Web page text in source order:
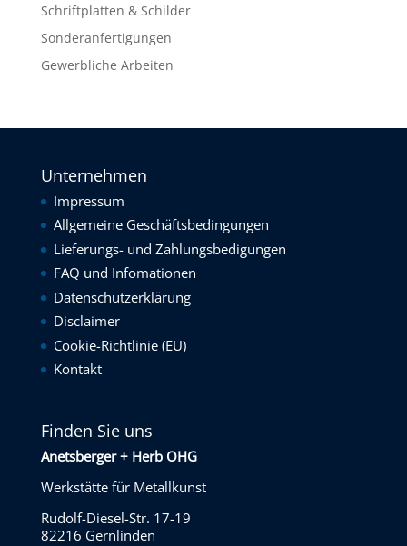
Schriftplatten & Schilder
Sonderanfertigungen
Gewerbliche Arbeiten
Unternehmen
Impressum
Allgemeine Geschäftsbedingungen
Lieferungs- und Zahlungsbedigungen
FAQ und Infomationen
Datenschutzerklärung
Disclaimer
Cookie-Richtlinie (EU)
Kontakt
Finden Sie uns
Anetsberger + Herb OHG
Werkstätte für Metallkunst
Rudolf-Diesel-Str. 17-19
82216 Gernlinden